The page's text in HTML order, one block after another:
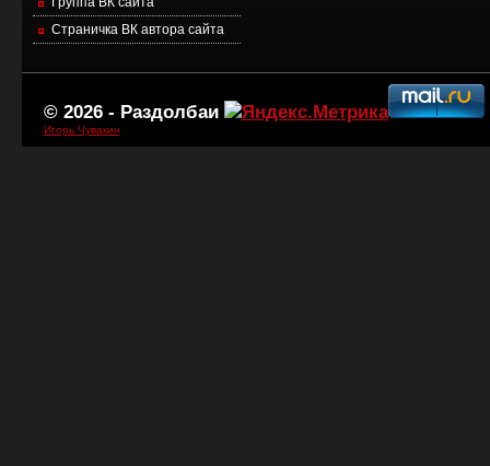
Страничка ВК автора сайта
© 2026 - Раздолбаи
Игорь Чувакин